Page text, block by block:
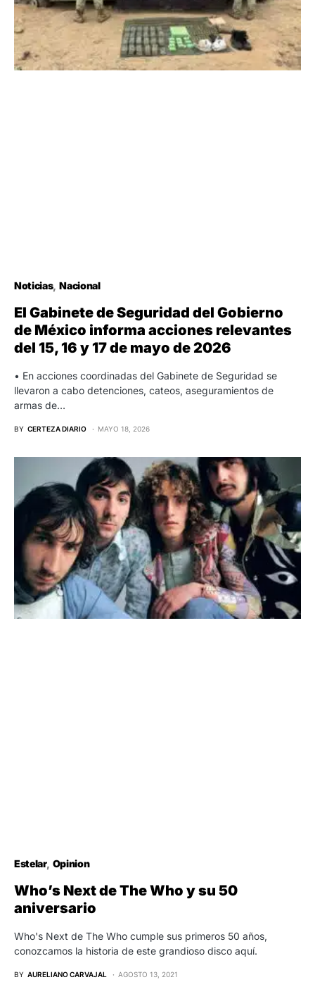
Noticias Nacional
El Gabinete de Seguridad del Gobierno
de México informa acciones relevantes
del 15, 16 y 17 de mayo de 2026
• En acciones coordinadas del Gabinete de Seguridad se
llevaron a cabo detenciones, cateos, aseguramientos de
armas de…
BY CERTEZA DIARIO MAYO 18, 2026
Estelar Opinion
Who’s Next de The Who y su 50
aniversario
Who's Next de The Who cumple sus primeros 50 años,
conozcamos la historia de este grandioso disco aquí.
BY AURELIANO CARVAJAL AGOSTO 13, 2021